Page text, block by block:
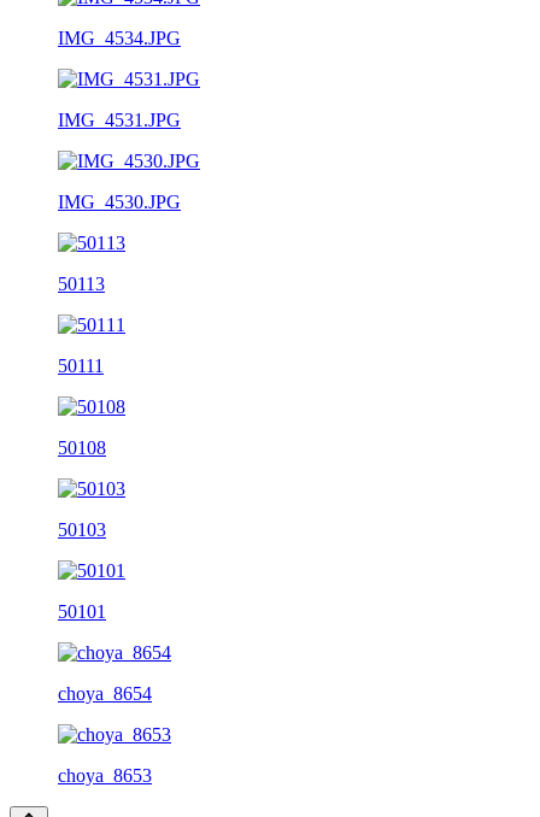
IMG_4534.JPG
IMG_4531.JPG
IMG_4530.JPG
50113
50111
50108
50103
50101
choya_8654
choya_8653